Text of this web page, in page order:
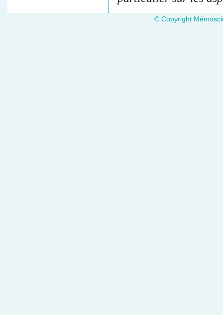
© Copyright